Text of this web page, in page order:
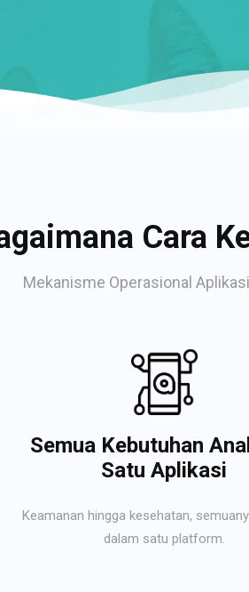
Cara
Mekanisme Operasional
Semua Kebutuhan
Satu Aplikasi
Keamanan hingga kesehatan,
dalam satu platform.